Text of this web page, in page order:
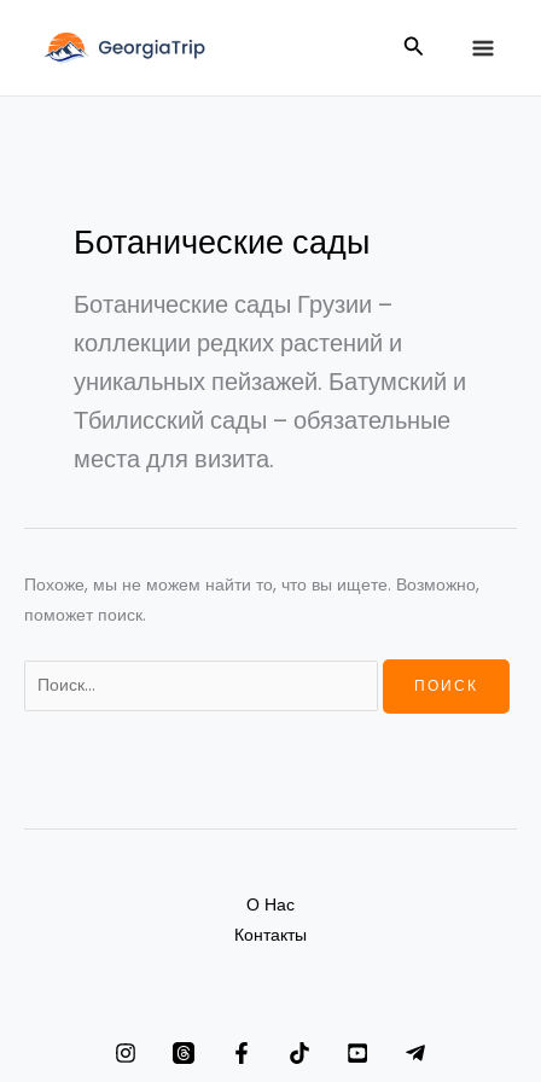
Поиск
Ботанические сады
Ботанические сады Грузии –
коллекции редких растений и
уникальных пейзажей. Батумский и
Тбилисский сады – обязательные
места для визита.
Похоже, мы не можем найти то, что вы ищете. Возможно,
поможет поиск.
О Нас
Контакты